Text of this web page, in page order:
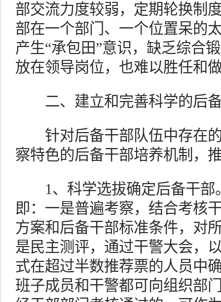
部交流力度较弱，定期轮换制
部在一个部门、一个位置呆的
产生“承包田”意识，缺乏综合
放在领导岗位，也难以胜任和
二、建立和完善科学的后备
针对后备干部队伍中存在的
察特色的后备干部培养机制，
1、科学选拔确定后备干部
即：一是普遍考察，结合考核
方案和后备干部标准条件，对
是民主测评，通过干警大会，
式在超过半数推荐票的人员中
班子成员和干警都可向组织部